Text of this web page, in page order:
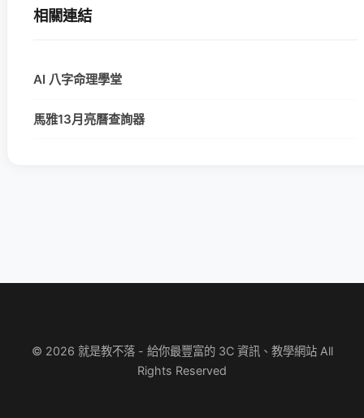
相關連結
AI 八字命理學堂
馬雅13月亮曆查詢器
© 2026 就是教不落 - 給你最豐富的 3C 資訊、教學網站 All
Rights Reserved